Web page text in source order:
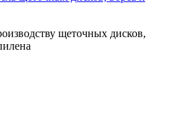
щеточных дисков,